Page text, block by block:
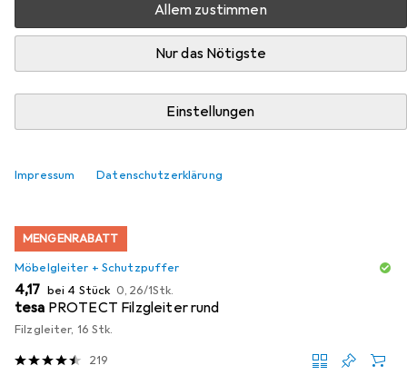
Allem zustimmen
Nur das Nötigste
Einstellungen
Impressum Datenschutzerklärung
Beliebt Möbelgleiter + Schutzpuffer Bürostuhl
Relevanz
MENGENRABATT
Möbelgleiter + Schutzpuffer
EUR
4,17 bei 4 Stück EUR
0,26/1Stk.
tesa PROTECT Filzgleiter rund
Filzgleiter, 16 Stk.
219